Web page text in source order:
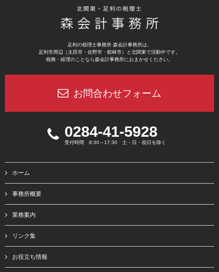
足利の税理士事務所 森会計事務所は、
足利市周辺（太田市・佐野市・館林市）と北関東で活動中です。
税務・経理のことなら森会計事務所におまかせください。
お問合わせフォーム
0284-41-5928
受付時間 8:30～17:30 土・日・祝日を除く
ホーム
事務所概要
業務案内
リンク集
お役立ち情報